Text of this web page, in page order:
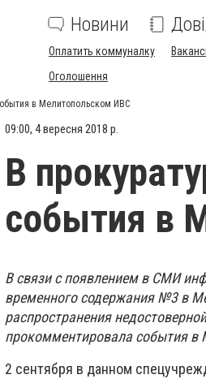
Новини
Оплатить коммуналку
Оголошення
в Мелитопольском ИВС
09:00, 4 вересня 2018 р.
В
события в
В связи с появлением в СМИ
временного содержания №3 в
распространения
прокомментировала события
2 сентября в данном